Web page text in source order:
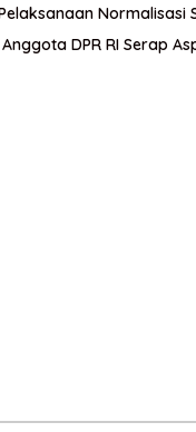
Normalisasi
DPR RI Serap